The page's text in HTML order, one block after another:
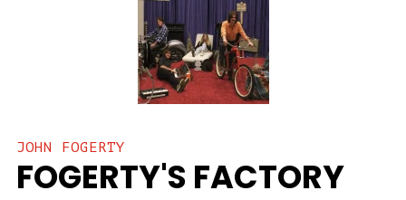
JOHN FOGERTY
FOGERTY'S FACTORY